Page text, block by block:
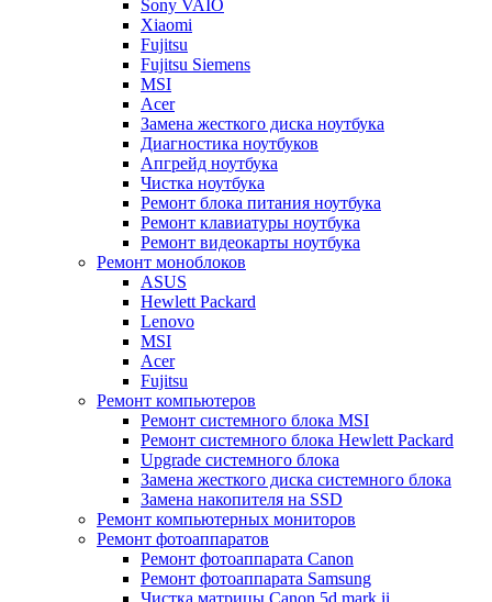
Sony VAIO
Xiaomi
Fujitsu
Fujitsu Siemens
MSI
Acer
Замена жесткого диска ноутбука
Диагностика ноутбуков
Апгрейд ноутбука
Чистка ноутбука
Ремонт блока питания ноутбука
Ремонт клавиатуры ноутбука
Ремонт видеокарты ноутбука
Ремонт моноблоков
ASUS
Hewlett Packard
Lenovo
MSI
Acer
Fujitsu
Ремонт компьютеров
Ремонт системного блока MSI
Ремонт системного блока Hewlett Packard
Upgrade системного блока
Замена жесткого диска системного блока
Замена накопителя на SSD
Ремонт компьютерных мониторов
Ремонт фотоаппаратов
Ремонт фотоаппарата Canon
Ремонт фотоаппарата Samsung
Чистка матрицы Canon 5d mark ii